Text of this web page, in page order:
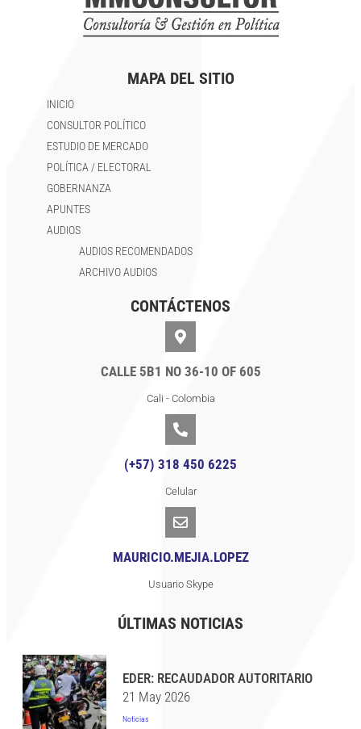
ÚLTIMAS NOTICIAS
EDER: RECAUDADOR AUTORITARIO
21 May 2026
Noticias
CONTÁCTENOS
CALLE 5B1 NO 36-10 OF 605
Cali - Colombia
(+57) 318 450 6225
Celular
MAURICIO.MEJIA.LOPEZ
Usuario Skype
MAPA DEL SITIO
INICIO
CONSULTOR POLÍTICO
ESTUDIO DE MERCADO
POLÍTICA / ELECTORAL
GOBERNANZA
APUNTES
AUDIOS
AUDIOS RECOMENDADOS
ARCHIVO AUDIOS